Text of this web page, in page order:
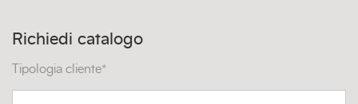
Richiedi catalogo
Tipologia cliente*